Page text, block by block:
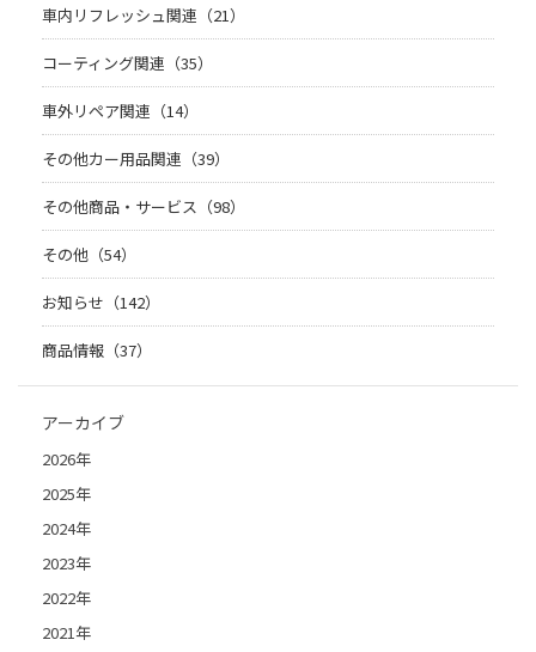
車内リフレッシュ関連（21）
コーティング関連（35）
車外リペア関連（14）
その他カー用品関連（39）
その他商品・サービス（98）
その他（54）
お知らせ（142）
商品情報（37）
アーカイブ
2026年
2025年
2024年
2023年
2022年
2021年